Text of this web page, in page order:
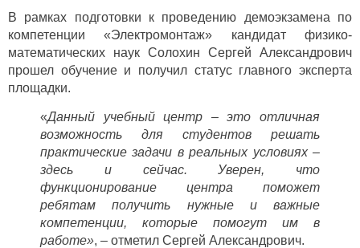
В рамках подготовки к проведению демоэкзамена по
компетенции «Электромонтаж» кандидат физико-
математических наук Солохин Сергей Александрович
прошел обучение и получил статус главного эксперта
площадки.
«Данный учебный центр – это отличная
возможность для студентов решать
практические задачи в реальных условиях –
здесь и сейчас. Уверен, что
функционирование центра поможет
ребятам получить нужные и важные
компетенции, которые помогут им в
работе», – отметил Сергей Александрович.